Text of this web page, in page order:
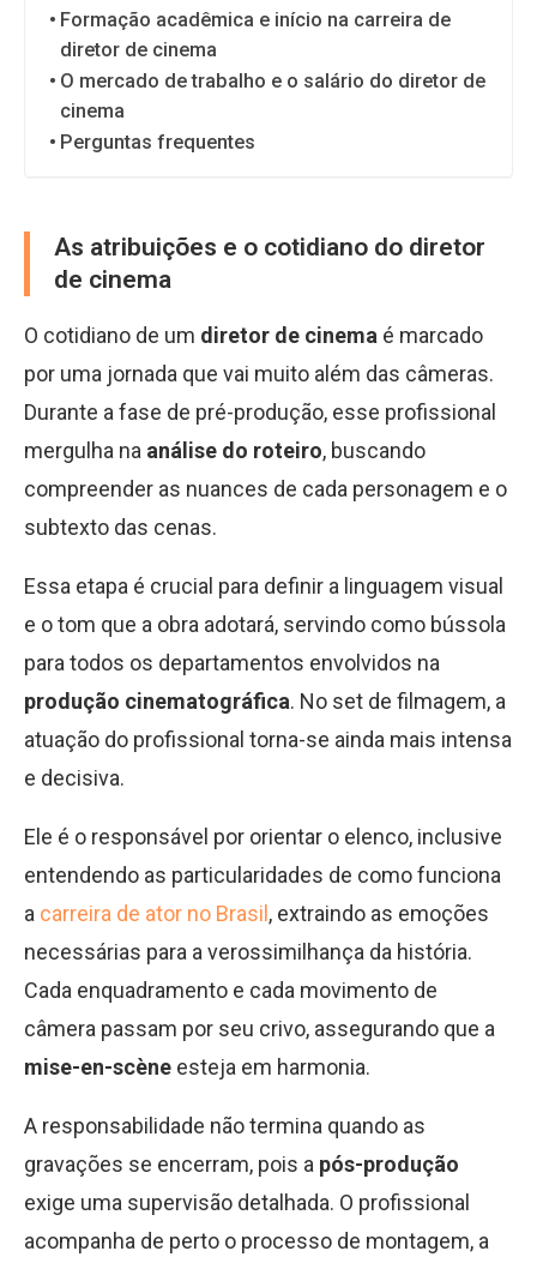
Formação acadêmica e início na carreira de
diretor de cinema
O mercado de trabalho e o salário do diretor de
cinema
Perguntas frequentes
As atribuições e o cotidiano do diretor
de cinema
O cotidiano de um diretor de cinema é marcado
por uma jornada que vai muito além das câmeras.
Durante a fase de pré-produção, esse profissional
mergulha na análise do roteiro, buscando
compreender as nuances de cada personagem e o
subtexto das cenas.
Essa etapa é crucial para definir a linguagem visual
e o tom que a obra adotará, servindo como bússola
para todos os departamentos envolvidos na
produção cinematográfica. No set de filmagem, a
atuação do profissional torna-se ainda mais intensa
e decisiva.
Ele é o responsável por orientar o elenco, inclusive
entendendo as particularidades de como funciona
a carreira de ator no Brasil , extraindo as emoções
necessárias para a verossimilhança da história.
Cada enquadramento e cada movimento de
câmera passam por seu crivo, assegurando que a
mise-en-scène esteja em harmonia.
A responsabilidade não termina quando as
gravações se encerram, pois a pós-produção
exige uma supervisão detalhada. O profissional
acompanha de perto o processo de montagem, a